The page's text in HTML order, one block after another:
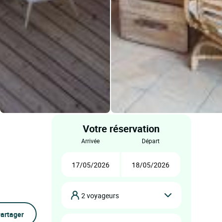
Votre réservation
arrivée départ
2 voyageurs